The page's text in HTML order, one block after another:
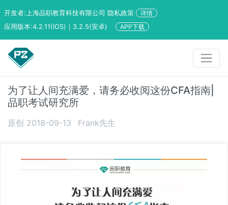
开发者:上海品职教育科技有限公司 隐私政策
详情
应用版本:4.2.11(IOS)｜3.2.5(安卓)
APP下载
为了让人间充满爱，请务必收阅这份CFA指南|
品职考试研究所
原创 2018-09-13 Frank先生